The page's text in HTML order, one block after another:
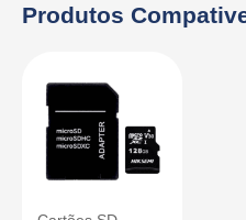
Produtos